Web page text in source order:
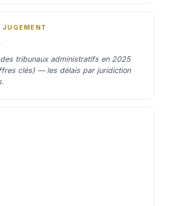
JUGEMENT
tribunaux administratifs en 2025
clés) — les délais par juridiction